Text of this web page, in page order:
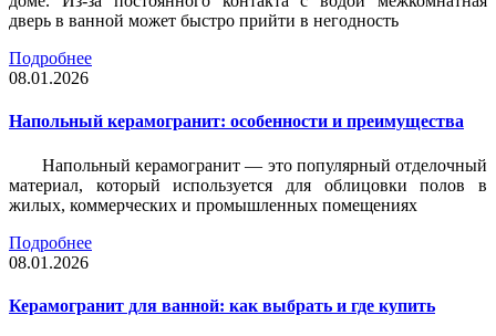
дверь в ванной может быстро прийти в негодность
Подробнее
08.01.2026
Напольный керамогранит: особенности и преимущества
Напольный керамогранит — это популярный отделочный
материал, который используется для облицовки полов в
жилых, коммерческих и промышленных помещениях
Подробнее
08.01.2026
Керамогранит для ванной: как выбрать и где купить